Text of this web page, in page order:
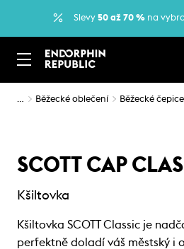
Slevy 50 až 70 % na
… Běžecké oblečení Běžecké
SCOTT CAP
Kšiltovka
Kšiltovka SCOTT Classic je
perfektně doladí váš městský i